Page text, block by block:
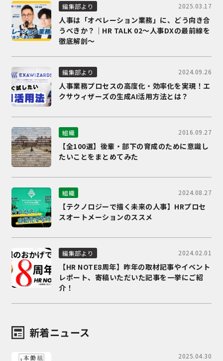
編集部より 2025.03.17
人事は「オペレーション業務」に、どう向き合
うべきか？｜HR TALK 02～人事DXの最前線を
徹底解剖～
編集部より 2024.09.26
人事業務プロセスの高度化・効率化を実現！エ
クサウィザーズの生成AI活用方法とは？
組織 2016.09.27
【全100選】後輩・部下の育成のために意識し
たいことをまとめてみた
組織 2024.08.27
【テクノロジーで描く未来の人事】HRプロセ
スオートメーションのススメ
編集部より 2024.02.01
【HR NOTE8周年】昨年の取材記事やイベント
レポート、寄稿いただいた記事を一挙にご紹
介！
新着ニュース
2025.04.30